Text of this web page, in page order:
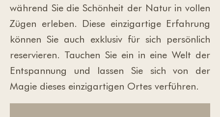
während Sie die Schönheit der Natur in vollen
Zügen erleben. Diese einzigartige Erfahrung
können Sie auch exklusiv für sich persönlich
reservieren. Tauchen Sie ein in eine Welt der
Entspannung und lassen Sie sich von der
Magie dieses einzigartigen Ortes verführen.